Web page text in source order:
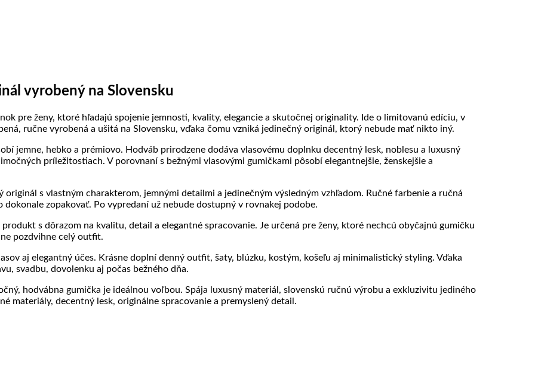
vyrobený na Slovensku
pre ženy, ktoré hľadajú spojenie jemnosti, kvality, elegancie a skutočnej originality. Ide o limitovanú edíciu, v
ručne vyrobená a ušitá na Slovensku, vďaka čomu vzniká jedinečný originál, ktorý nebude mať nikto iný.
jemne, hebko a prémiovo. Hodváb prirodzene dodáva vlasovému doplnku decentný lesk, noblesu a luxusný
príležitostiach. V porovnaní s bežnými vlasovými gumičkami pôsobí elegantnejšie, ženskejšie a
s vlastným charakterom, jemnými detailmi a jedinečným výsledným vzhľadom. Ručné farbenie a ručná
zopakovať. Po vypredaní už nebude dostupný v rovnakej podobe.
s dôrazom na kvalitu, detail a elegantné spracovanie. Je určená pre ženy, ktoré nechcú obyčajnú gumičku
pozdvihne celý outfit.
aj elegantný účes. Krásne doplní denný outfit, šaty, blúzku, kostým, košeľu aj minimalistický styling. Vďaka
svadbu, dovolenku aj počas bežného dňa.
hodvábna gumička je ideálnou voľbou. Spája luxusný materiál, slovenskú ručnú výrobu a exkluzivitu jediného
materiály, decentný lesk, originálne spracovanie a premyslený detail.